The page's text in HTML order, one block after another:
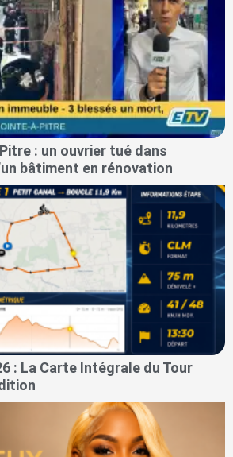
: un ouvrier tué dans
bâtiment en rénovation
: La Carte Intégrale du Tour